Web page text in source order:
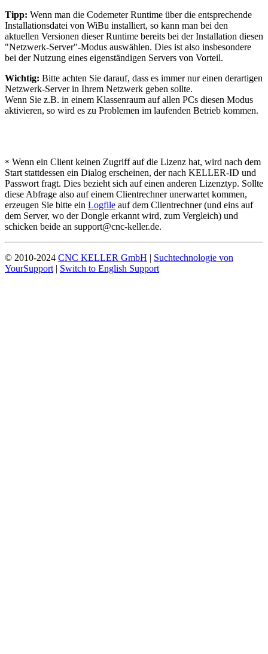
Tipp: Wenn man die Codemeter Runtime über die entsprechende
Installationsdatei von WiBu installiert, so kann man bei den
aktuellen Versionen dieser Runtime bereits bei der Installation diesen
"Netzwerk-Server"-Modus auswählen. Dies ist also insbesondere
bei der Nutzung eines eigenständigen Servers von Vorteil.
Wichtig: Bitte achten Sie darauf, dass es immer nur einen derartigen
Netzwerk-Server in Ihrem Netzwerk geben sollte.
Wenn Sie z.B. in einem Klassenraum auf allen PCs diesen Modus
aktivieren, so wird es zu Problemen im laufenden Betrieb kommen.
* Wenn ein Client keinen Zugriff auf die Lizenz hat, wird nach dem
Start stattdessen ein Dialog erscheinen, der nach KELLER-ID und
Passwort fragt. Dies bezieht sich auf einen anderen Lizenztyp. Sollte
diese Abfrage also auf einem Clientrechner unerwartet kommen,
erzeugen Sie bitte ein Logfile auf dem Clientrechner (und eins auf
dem Server, wo der Dongle erkannt wird, zum Vergleich) und
schicken beide an support@cnc-keller.de.
© 2010-2024 CNC KELLER GmbH | Suchtechnologie von
YourSupport | Switch to English Support